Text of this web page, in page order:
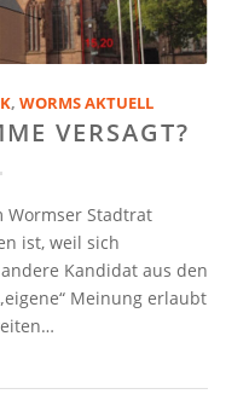
, WORMS AKTUELL
VERSAGT?
Wormser Stadtrat
ist, weil sich
Kandidat aus den
Meinung erlaubt